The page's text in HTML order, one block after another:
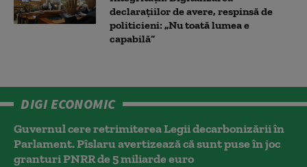
declarațiilor de avere, respinsă de
politicieni: „Nu toată lumea e
capabilă”
DIGI ECONOMIC
Guvernul cere retrimiterea Legii decarbonizării în
Parlament. Pîslaru avertizează că sunt puse în joc
granturi PNRR de 5 miliarde euro